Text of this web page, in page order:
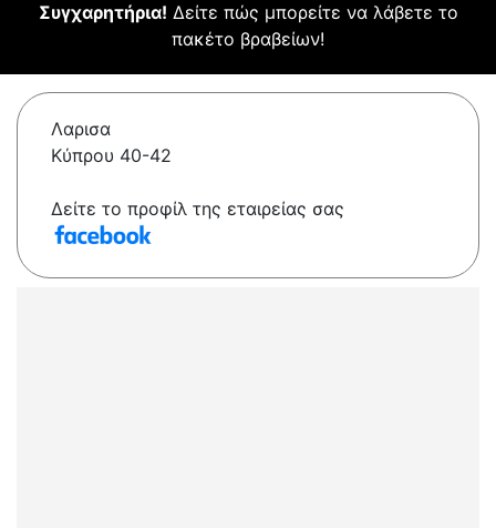
Συγχαρητήρια! Δείτε πώς μπορείτε να λάβετε το
πακέτο βραβείων!
Λαρισα
Κύπρου 40-42
Δείτε το προφίλ της εταιρείας σας